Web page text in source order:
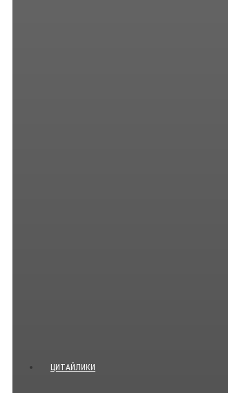
ЦИТАЙЛИКИ